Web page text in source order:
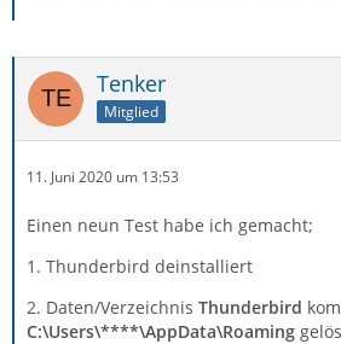
Tenker
Mitglied
11. Juni 2020 um 13:53
Einen neun Test habe ich gemacht;
1. Thunderbird deinstalliert
2. Daten/Verzeichnis Thunderbird
C:\Users\****\AppData\Roaming